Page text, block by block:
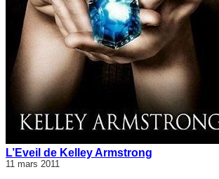
L’Eveil de Kelley Armstrong
11 mars 2011